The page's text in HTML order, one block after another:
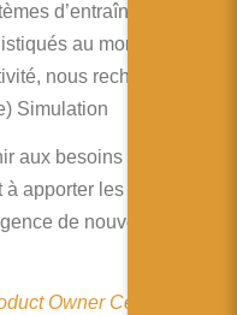
d’entraînement et
au monde. Dans
nous recherchons
Simulation
aux besoins de demain
apporter les ruptures
de nouveaux
Owner Cergy